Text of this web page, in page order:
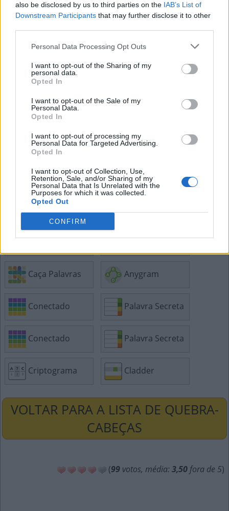
also be disclosed by us to third parties on the IAB’s List of
Downstream Participants that may further disclose it to other
Personal Data Processing Opt Outs
I want to opt-out of the Sharing of my
personal data.
Opted In
I want to opt-out of the Sale of my
Personal Data.
Opted In
I want to opt-out of processing my
Personal Data for Targeted Advertising.
Opted In
I want to opt-out of Collection, Use,
Retention, Sale, and/or Sharing of my
Personal Data that Is Unrelated with the
Purposes for which it was collected.
Opted Out
CONFIRM
Tangle Julho 30 2025
B
O C
O
B
O L
O
Mais respostas de quebra-cabeças:
Cruzadinha Mini
Senha
Sudoku Tangle
Caça Palavras Anygram
Conectado Palavra Secreta
Conectado Palavra Secreta
Criptograma Cladder
VOLTAR PARA A LISTA DE QUEBRA-
CABEÇAS
(99 votos, média: 3,50 fora de 5)